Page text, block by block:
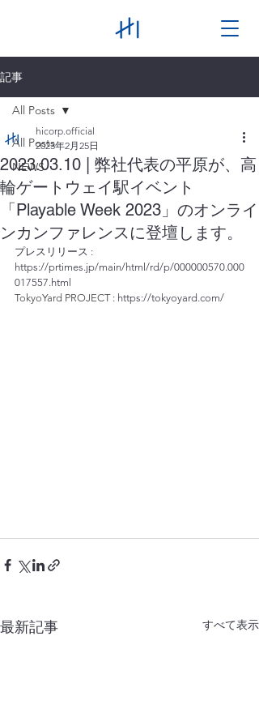
記事
All Posts
NEWS
All Posts
2023.03.10 | 弊社代表の平原が、高
輪ゲートウェイ駅イベント
「Playable Week 2023」のオンライ
ンカンファレンスに登壇します。
hicorp.official
2023年2月25日
プレスリリース :
https://prtimes.jp/main/html/rd/p/000000570.000
017557.html
TokyoYard PROJECT : https://tokyoyard.com/
最新記事 すべて表示